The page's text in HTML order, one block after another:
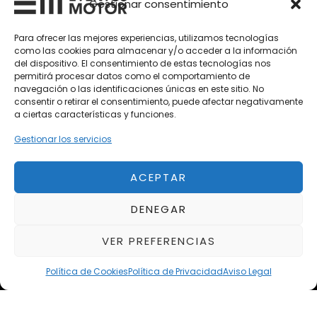
Gestionar consentimiento
Para ofrecer las mejores experiencias, utilizamos tecnologías
como las cookies para almacenar y/o acceder a la información
del dispositivo. El consentimiento de estas tecnologías nos
permitirá procesar datos como el comportamiento de
navegación o las identificaciones únicas en este sitio. No
consentir o retirar el consentimiento, puede afectar negativamente
a ciertas características y funciones.
Gestionar los servicios
ACEPTAR
DENEGAR
VER PREFERENCIAS
Política de CookiesPolítica de PrivacidadAviso Legal
Vehículos de Ocasión
Próximos
Eclipse by SELECTO
Del 12/08/2026 al 12/08/2026
Del 02/10/2026 al 05/10/2026
Del 02/10/2026 al 05/10/2026